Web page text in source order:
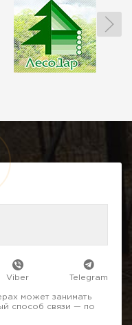
Viber Telegram
может занимать
способ связи — по